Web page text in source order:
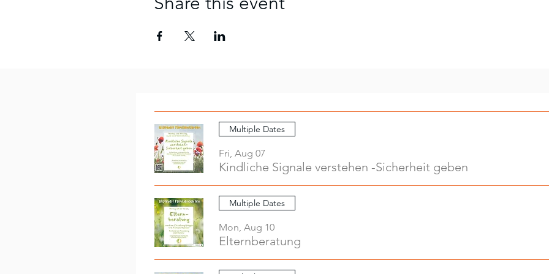
Multiple Dates
Fri, Aug 07
Kindliche Signale verstehen -Sicherheit geben
Multiple Dates
Mon, Aug 10
Elternberatung